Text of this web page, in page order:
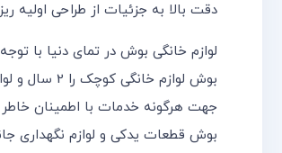
دقت بالا به جزئیات از طراحی اولیه
لوازم خانگی بوش در تمای دنیا با
جهت هرگونه خدمات با اطمینان
بوش قطعات یدکی و لوازم نگهداری